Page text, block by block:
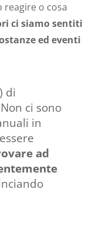
reagire o cosa
ci siamo sentiti
ed eventi
di
ci sono
in
ad